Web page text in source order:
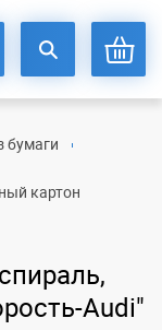
бумаги
картон
Audi"